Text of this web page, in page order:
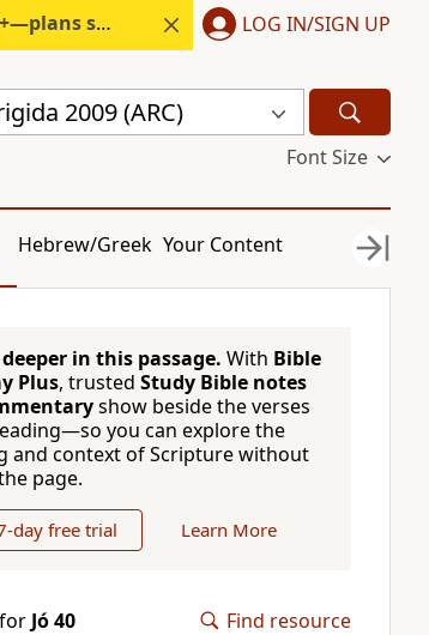
$6/month. LOG IN/SIGN UP
2009 (ARC)
Font Size
Hebrew/Greek Your Content
deeper in this passage. With Bible
Plus, trusted Study Bible notes
show beside the verses
you can explore the
and context of Scripture without
page.
day free trial Learn More
Jó 40 Find resource